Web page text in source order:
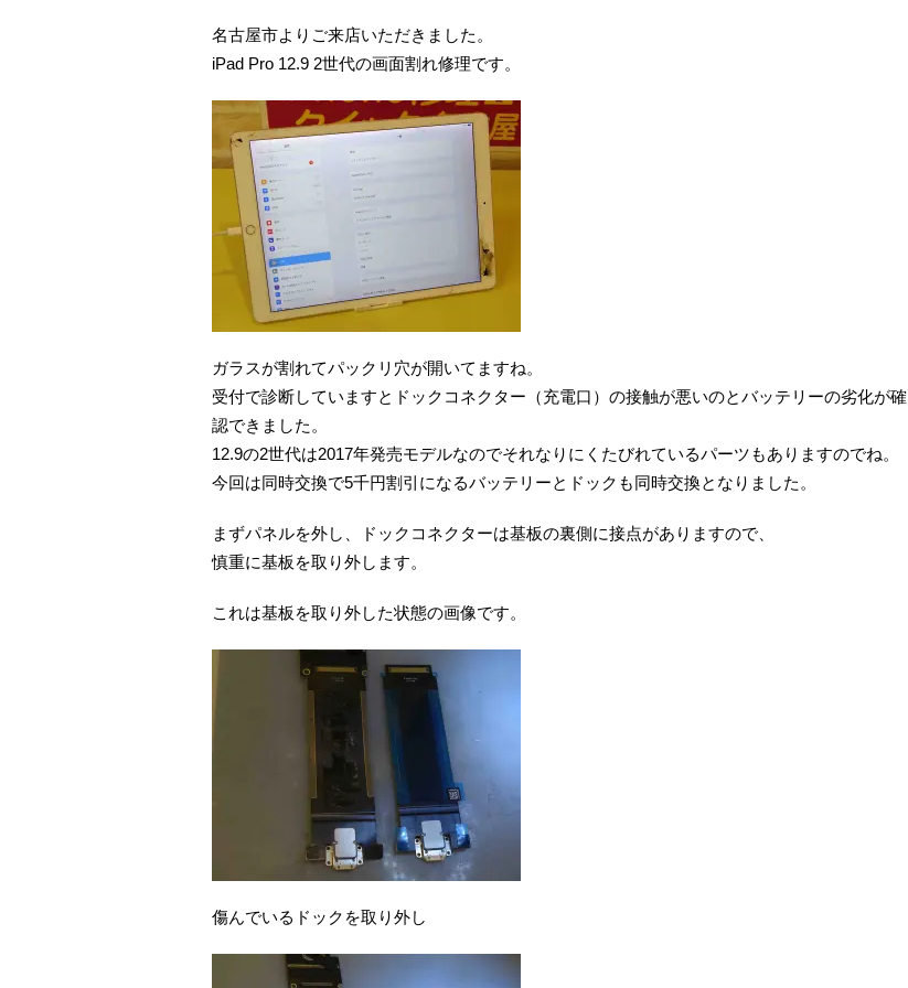
名古屋市よりご来店いただきました。
iPad Pro 12.9 2世代の画面割れ修理です。
ガラスが割れてパックリ穴が開いてますね。
受付で診断していますとドックコネクター（充電口）の接触が悪いのとバッテリーの劣化が確
認できました。
12.9の2世代は2017年発売モデルなのでそれなりにくたびれているパーツもありますのでね。
今回は同時交換で5千円割引になるバッテリーとドックも同時交換となりました。
まずパネルを外し、ドックコネクターは基板の裏側に接点がありますので、
慎重に基板を取り外します。
これは基板を取り外した状態の画像です。
傷んでいるドックを取り外し